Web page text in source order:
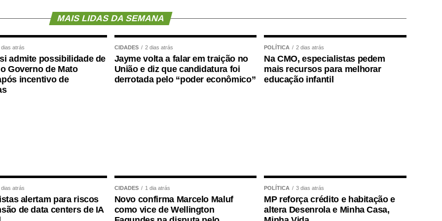
Nutrition avaliou dados de centenas de
composição corporal, força muscular e
ao longo dos anos ,maior foi o risco
de avaliar a saúde:Não basta saber
MAIS LIDAS DA SEMANA
dias atrás
admite possibilidade de
Governo de Mato
incentivo de
CIDADES 2 dias atrás
Jayme volta a falar em traição no
União e diz que candidatura foi
derrotada pelo “poder econômico”
POLÍTICA 2 dias atrás
Na CMO, especialistas pedem
mais recursos para melhorar
educação infantil
dias atrás
alertam para riscos
de data centers de IA
CIDADES 1 dia atrás
Novo confirma Marcelo Maluf
como vice de Wellington
POLÍTICA 3 dias atrás
MP reforça crédito e habitação e
altera Desenrola e Minha Casa,